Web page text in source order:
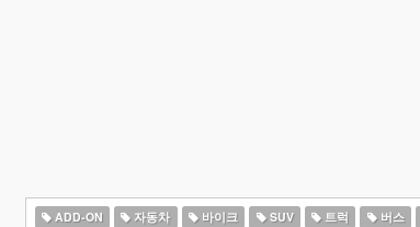
ADD-ON 자동차 바이크 SUV 트럭 버스